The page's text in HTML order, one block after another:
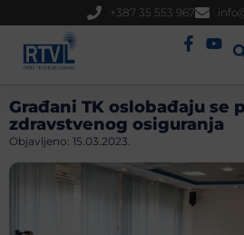
+387 35 553 967
Građani TK oslobađaju se
zdravstvenog osiguranja
Objavljeno: 15.03.2023.